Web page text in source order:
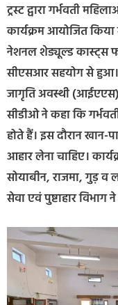
ट्रस्ट द्वारा गर्भवती
कार्यक्रम आयोजित
नेशनल शेड्यूल्ड कास्ट्स
सीएसआर सहयोग से
जागृति अवस्थी (आईएएस)
सीडीओ ने कहा कि
होते हैं। इस दौरान खान-
आहार लेना चाहिए।
सोयाबीन, राजमा, गुड़ व
सेवा एवं पुष्टाहार विभाग